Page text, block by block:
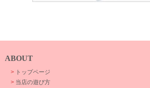
ABOUT
> トップページ
> 当店の遊び方